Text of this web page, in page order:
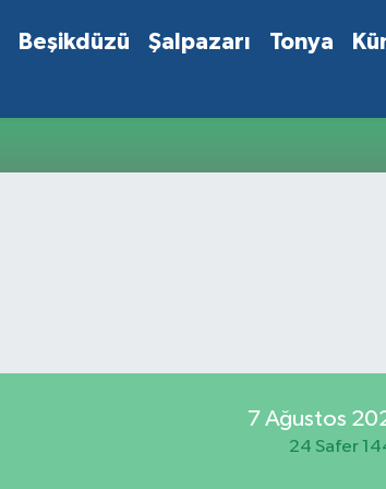
Beşikdüzü Şalpazarı Tonya
7 Ağustos
24 Safer